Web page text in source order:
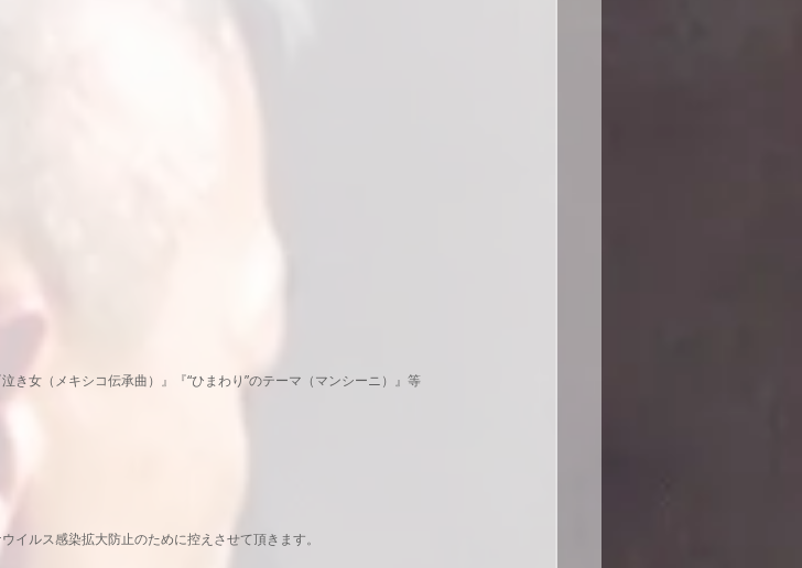
き女（メキシコ伝承曲）』『“ひまわり”のテーマ（マンシーニ）』等
ス感染拡大防止のために控えさせて頂きます。